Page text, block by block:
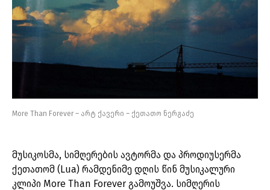
More Than Forever – არტ ქავერი – ქეთათო ნერგაძე
მუსიკოსმა, სიმღერების ავტორმა და პროდიუსერმა
ქეთათომ (Lua) რამდენიმე დღის წინ მუსიკალური
კლიპი More Than Forever გამოუშვა. სიმღერის